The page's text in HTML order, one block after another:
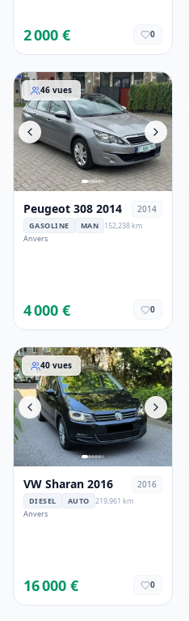
2 000 € 0
Peugeot 308 2014
46 vues
Peugeot 308 2014 2014
GASOLINE MAN
152,238 km
Anvers
4 000 € 0
VW Sharan 2016
40 vues
VW Sharan 2016 2016
DIESEL AUTO
219,961 km
Anvers
16 000 € 0